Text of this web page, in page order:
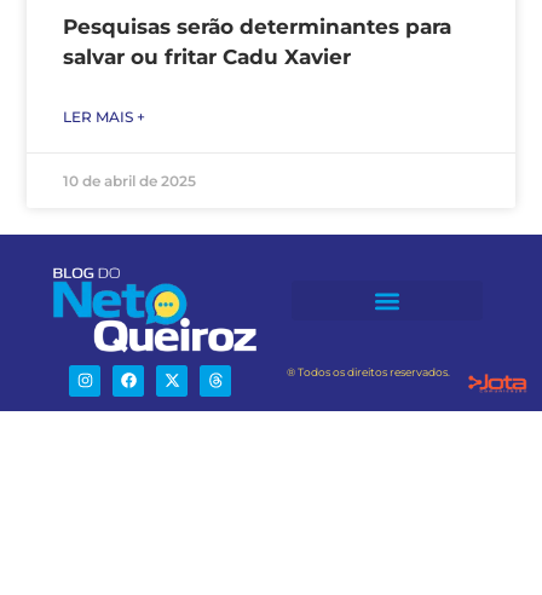
Pesquisas serão determinantes para
salvar ou fritar Cadu Xavier
LER MAIS +
10 de abril de 2025
® Todos os direitos reservados.